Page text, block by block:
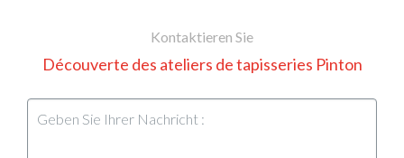
Kontaktieren Sie
Découverte des ateliers de tapisseries Pinton